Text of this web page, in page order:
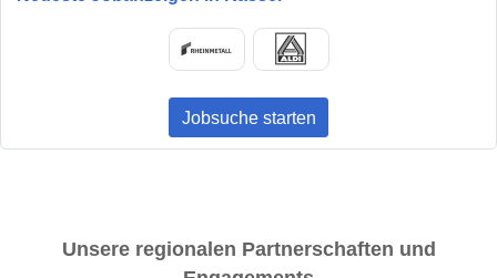
Jobsuche starten
Unsere regionalen Partnerschaften und